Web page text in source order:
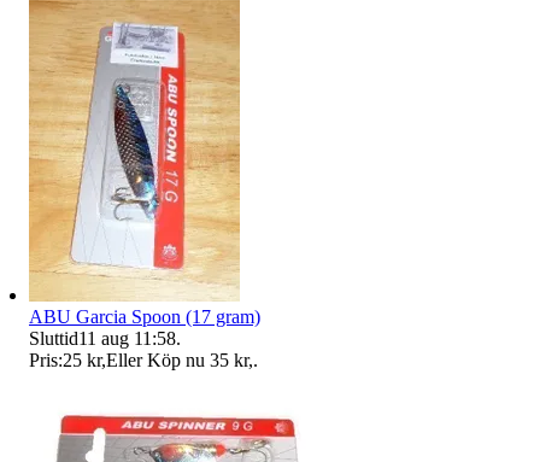
ABU Garcia Spoon (17 gram)
Sluttid11 aug 11:58.
Pris:25 kr,Eller Köp nu 35 kr,.